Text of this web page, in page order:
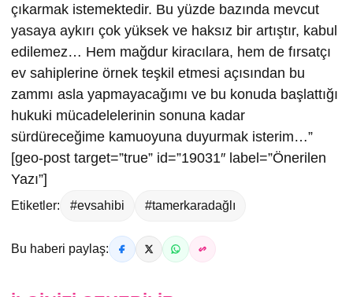
çıkarmak istemektedir. Bu yüzde bazında mevcut
yasaya aykırı çok yüksek ve haksız bir artıştır, kabul
edilemez… Hem mağdur kiracılara, hem de fırsatçı
ev sahiplerine örnek teşkil etmesi açısından bu
zammı asla yapmayacağımı ve bu konuda başlattığı
hukuki mücadelelerinin sonuna kadar
sürdüreceğime kamuoyuna duyurmak isterim…”
[geo-post target=”true” id=”19031″ label=”Önerilen
Yazı”]
Etiketler: #evsahibi #tamerkaradağlı
Bu haberi paylaş: